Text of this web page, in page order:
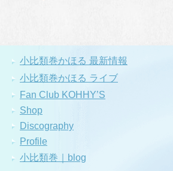
小比類巻かほる 最新情報
小比類巻かほる ライブ
Fan Club KOHHY’S
Shop
Discography
Profile
小比類巻｜blog